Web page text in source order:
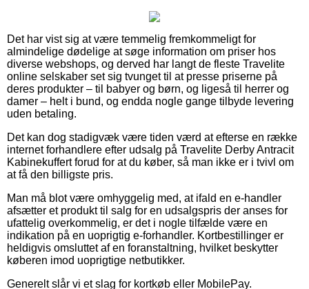
Det har vist sig at være temmelig fremkommeligt for
almindelige dødelige at søge information om priser hos
diverse webshops, og derved har langt de fleste Travelite
online selskaber set sig tvunget til at presse priserne på
deres produkter – til babyer og børn, og ligeså til herrer og
damer – helt i bund, og endda nogle gange tilbyde levering
uden betaling.
Det kan dog stadigvæk være tiden værd at efterse en række
internet forhandlere efter udsalg på Travelite Derby Antracit
Kabinekuffert forud for at du køber, så man ikke er i tvivl om
at få den billigste pris.
Man må blot være omhyggelig med, at ifald en e-handler
afsætter et produkt til salg for en udsalgspris der anses for
ufattelig overkommelig, er det i nogle tilfælde være en
indikation på en uoprigtig e-forhandler. Kortbestillinger er
heldigvis omsluttet af en foranstaltning, hvilket beskytter
køberen imod uoprigtige netbutikker.
Generelt slår vi et slag for kortkøb eller MobilePay.